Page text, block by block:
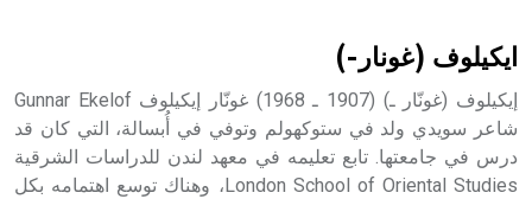
ايكيلوف (غونار-)
إيكيلوف (غونّار ـ) (1907 ـ 1968) غونّار إيكيلوف Gunnar Ekelof
شاعر سويدي ولد في ستوكهولم وتوفي في أُبسالة، التي كان قد
درس في جامعتها. تابع تعليمه في معهد لندن للدراسات الشرقية
London School of Oriental Studies، وهناك توسع اهتمامه بكل